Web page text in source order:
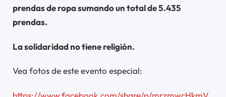
prendas de ropa sumando un total de 5.435
prendas.
La solidaridad no tiene religión.
Vea fotos de este evento especial: